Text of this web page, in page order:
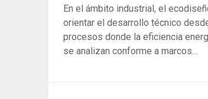
En el ámbito industrial, el
orientar el desarrollo técnico
procesos donde la eficiencia
se analizan conforme a marcos…